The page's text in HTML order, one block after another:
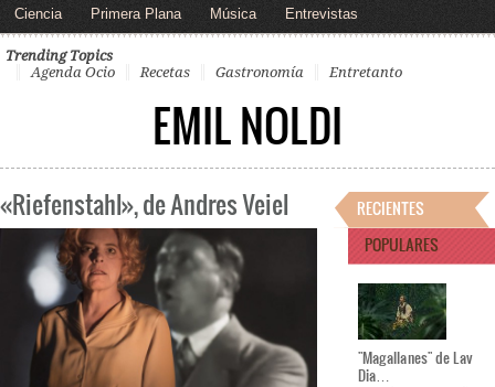
Ciencia Primera Plana Música Entrevistas
Trending Topics
Agenda Ocio
Recetas Gastronomía Entretanto
EMIL NOLDI
«Riefenstahl», de Andres Veiel
RECIENTES
POPULARES
"Magallanes" de Lav
Dia…